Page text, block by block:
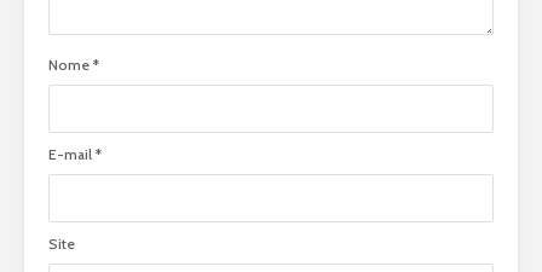
Nome *
E-mail *
Site